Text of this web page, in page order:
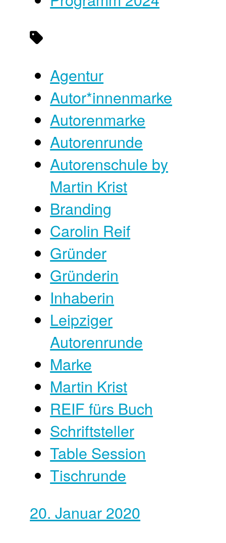
Agentur
Autor*innenmarke
Autorenmarke
Autorenrunde
Autorenschule by
Martin Krist
Branding
Carolin Reif
Gründer
Gründerin
Inhaberin
Leipziger
Autorenrunde
Marke
Martin Krist
REIF fürs Buch
Schriftsteller
Table Session
Tischrunde
20. Januar 2020